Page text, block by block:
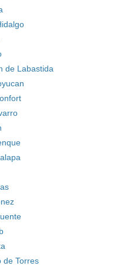
de Labastida
de Torres